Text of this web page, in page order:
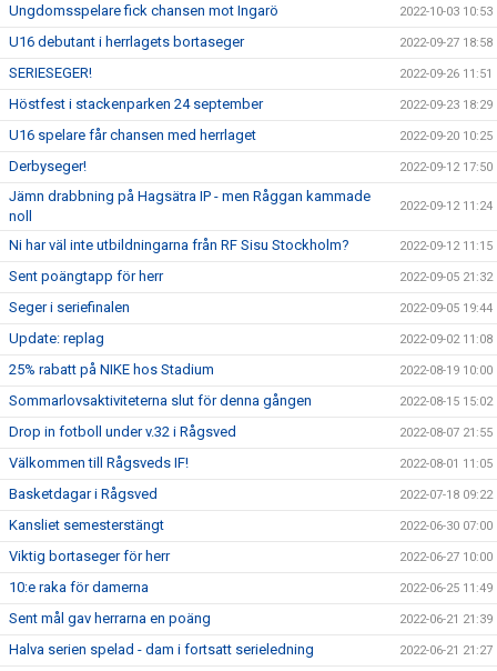
Ungdomsspelare fick chansen mot Ingarö 2022-10-03 10:53
U16 debutant i herrlagets bortaseger 2022-09-27 18:58
SERIESEGER! 2022-09-26 11:51
Höstfest i stackenparken 24 september 2022-09-23 18:29
U16 spelare får chansen med herrlaget 2022-09-20 10:25
Derbyseger! 2022-09-12 17:50
Jämn drabbning på Hagsätra IP - men Råggan kammade
noll
2022-09-12 11:24
Ni har väl inte utbildningarna från RF Sisu Stockholm? 2022-09-12 11:15
Sent poängtapp för herr 2022-09-05 21:32
Seger i seriefinalen 2022-09-05 19:44
Update: replag 2022-09-02 11:08
25% rabatt på NIKE hos Stadium 2022-08-19 10:00
Sommarlovsaktiviteterna slut för denna gången 2022-08-15 15:02
Drop in fotboll under v.32 i Rågsved 2022-08-07 21:55
Välkommen till Rågsveds IF! 2022-08-01 11:05
Basketdagar i Rågsved 2022-07-18 09:22
Kansliet semesterstängt 2022-06-30 07:00
Viktig bortaseger för herr 2022-06-27 10:00
10:e raka för damerna 2022-06-25 11:49
Sent mål gav herrarna en poäng 2022-06-21 21:39
Halva serien spelad - dam i fortsatt serieledning 2022-06-21 21:27